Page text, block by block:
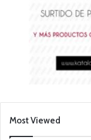
Most Viewed